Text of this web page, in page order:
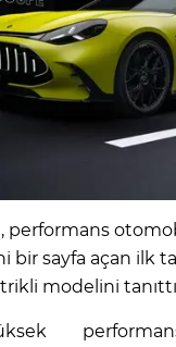
performans
bir sayfa açan ilk
modelini